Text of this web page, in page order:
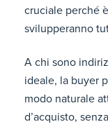
cruciale perché
svilupperanno
A chi sono
ideale, la buyer
modo naturale
d’acquisto,